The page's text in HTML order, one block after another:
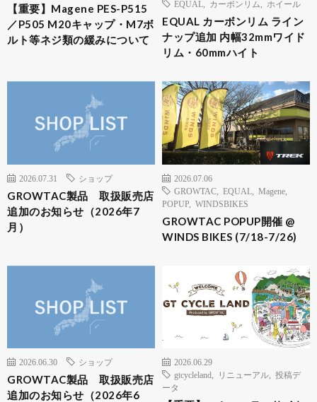
【重要】Magene PES-P515
／P505 M20キャップ・M7ボ
ルト等ネジ類の緩みについて
EQUAL
カーボンリム ホイール
EQUAL カーボンリム ライン
ナップ追加 内幅32mmワイド
リム・60mmハイト
2026.07.31 ショップ
GROWTAC製品 取扱販売店
追加のお知らせ（2026年7
月）
2026.07.06
GROWTAC
EQUAL Magene
POPUP
WINDSBIKES
GROWTAC POPUP開催 @
WINDS BIKES (7/18-7/26)
2026.06.30 ショップ
GROWTAC製品 取扱販売店
追加のお知らせ（2026年6
2026.06.29
gtcycleland
リニューアル
投稿デ
ータ